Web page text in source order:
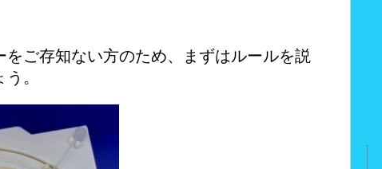
をご存知ない方のため、まずはルールを説
。